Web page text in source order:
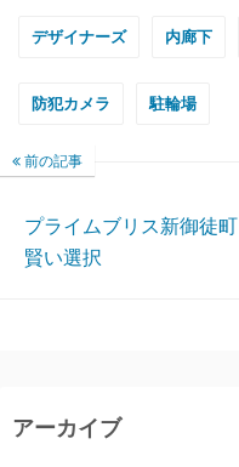
デザイナーズ 内廊下
防犯カメラ 駐輪場
前の記事
プライムブリス新御徒町
賢い選択
アーカイブ